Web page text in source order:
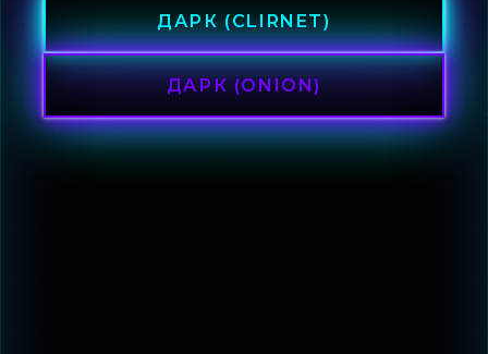
ДАРК (CLIRNET)
ДАРК (ONION)